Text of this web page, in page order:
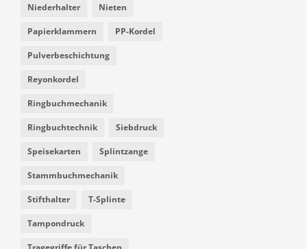
Niederhalter Nieten
Papierklammern PP-Kordel
Pulverbeschichtung
Reyonkordel
Ringbuchmechanik
Ringbuchtechnik Siebdruck
Speisekarten Splintzange
Stammbuchmechanik
Stifthalter T-Splinte
Tampondruck